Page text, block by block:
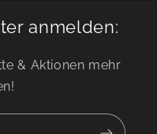
anmelden:
& Aktionen mehr